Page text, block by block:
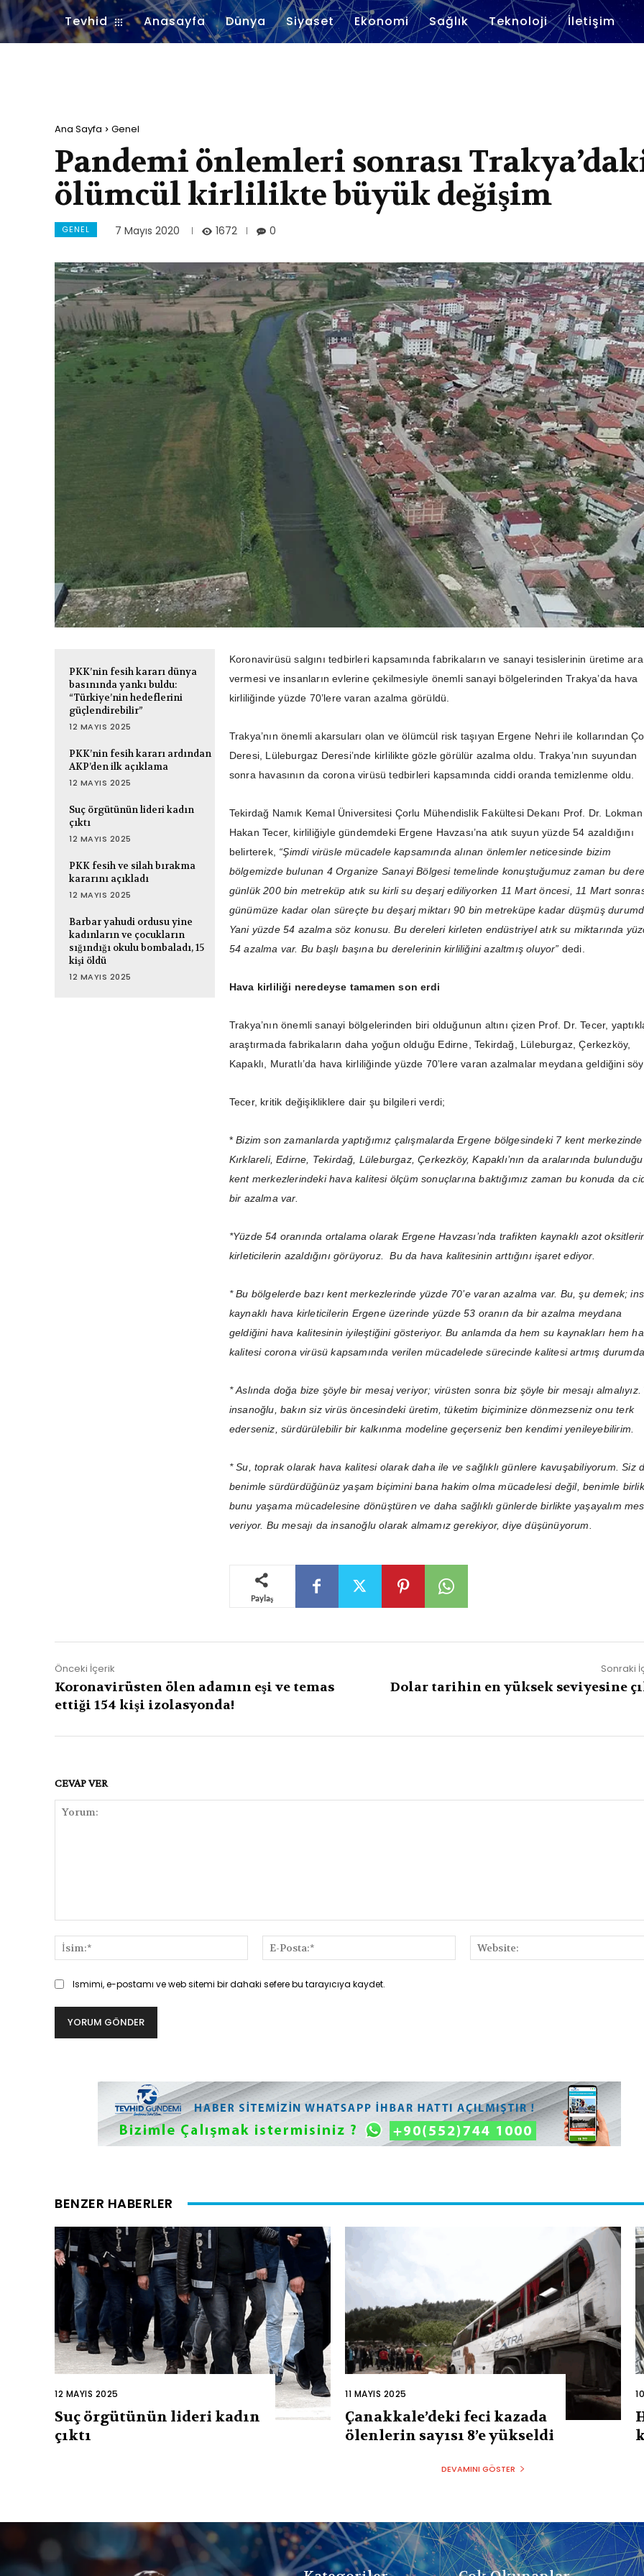
Tevhid Anasayfa Dünya Siyaset Ekonomi Sağlık Teknoloji İletişim
Ana Sayfa Genel
Pandemi önlemleri sonrası
ölümcül kirlilikte büyük değişim
GENEL 7 Mayıs 2020 1672 0
PKK’nin fesih kararı dünya
basınında yankı buldu:
“Türkiye’nin hedeflerini
güçlendirebilir”
12 MAYIS 2025
PKK’nin fesih kararı ardından
AKP’den ilk açıklama
12 MAYIS 2025
Suç örgütünün lideri kadın
çıktı
12 MAYIS 2025
PKK fesih ve silah bırakma
kararını açıkladı
12 MAYIS 2025
Barbar yahudi ordusu yine
kadınların ve çocukların
sığındığı okulu bombaladı, 15
kişi öldü
12 MAYIS 2025
Koronavirüsü salgını tedbirleri kapsamında fabrikaların ve sanayi tesislerinin üretime ara
vermesi ve insanların evlerine çekilmesiyle önemli sanayi bölgelerinden Trakya’da hava
kirliliğinde yüzde 70’lere varan azalma görüldü.
Trakya’nın önemli akarsuları olan ve ölümcül risk taşıyan Ergene Nehri ile kollarından
Deresi, Lüleburgaz Deresi’nde kirlilikte gözle görülür azalma oldu. Trakya’nın suyundan
sonra havasının da corona virüsü tedbirleri kapsamında ciddi oranda temizlenme oldu.
Tekirdağ Namık Kemal Üniversitesi Çorlu Mühendislik Fakültesi Dekanı Prof. Dr. Lokman
Hakan Tecer, kirliliğiyle gündemdeki Ergene Havzası’na atık suyun yüzde 54 azaldığını
belirterek, “Şimdi virüsle mücadele kapsamında alınan önlemler neticesinde bizim
bölgemizde bulunan 4 Organize Sanayi Bölgesi temelinde konuştuğumuz zaman bu
günlük 200 bin metreküp atık su kirli su deşarj ediliyorken 11 Mart öncesi, 11 Mart
günümüze kadar olan süreçte bu deşarj miktarı 90 bin metreküpe kadar düşmüş
Yani yüzde 54 azalma söz konusu. Bu dereleri kirleten endüstriyel atık su miktarında
54 azalma var. Bu başlı başına bu derelerinin kirliliğini azaltmış oluyor” dedi.
Hava kirliliği neredeyse tamamen son erdi
Trakya’nın önemli sanayi bölgelerinden biri olduğunun altını çizen Prof. Dr. Tecer,
araştırmada fabrikaların daha yoğun olduğu Edirne, Tekirdağ, Lüleburgaz, Çerkezköy,
Kapaklı, Muratlı’da hava kirliliğinde yüzde 70’lere varan azalmalar meydana geldiğini
Tecer, kritik değişikliklere dair şu bilgileri verdi;
*Bizim son zamanlarda yaptığımız çalışmalarda Ergene bölgesindeki 7 kent merkezinde
Kırklareli, Edirne, Tekirdağ, Lüleburgaz, Çerkezköy, Kapaklı’nın da aralarında bulunduğu
kent merkezlerindeki hava kalitesi ölçüm sonuçlarına baktığımız zaman bu konuda da
bir azalma var.
*Yüzde 54 oranında ortalama olarak Ergene Havzası’nda trafikten kaynaklı azot
kirleticilerin azaldığını görüyoruz. Bu da hava kalitesinin arttığını işaret ediyor.
* Bu bölgelerde bazı kent merkezlerinde yüzde 70’e varan azalma var. Bu, şu demek;
kaynaklı hava kirleticilerin Ergene üzerinde yüzde 53 oranın da bir azalma meydana
geldiğini hava kalitesinin iyileştiğini gösteriyor. Bu anlamda da hem su kaynakları hem
kalitesi corona virüsü kapsamında verilen mücadelede sürecinde kalitesi artmış
* Aslında doğa bize şöyle bir mesaj veriyor; virüsten sonra biz şöyle bir mesajı almalıyız.
insanoğlu, bakın siz virüs öncesindeki üretim, tüketim biçiminize dönmezseniz onu terk
ederseniz, sürdürülebilir bir kalkınma modeline geçerseniz ben kendimi yenileyebilirim.
* Su, toprak olarak hava kalitesi olarak daha ile ve sağlıklı günlere kavuşabiliyorum. Siz
benimle sürdürdüğünüz yaşam biçimini bana hakim olma mücadelesi değil, benimle
bunu yaşama mücadelesine dönüştüren ve daha sağlıklı günlerde birlikte yaşayalım
veriyor. Bu mesajı da insanoğlu olarak almamız gerekiyor, diye düşünüyorum.
Paylaş
Önceki İçerik
Koronavirüsten ölen adamın eşi ve temas
ettiği 154 kişi izolasyonda!
Sonraki
Dolar tarihin en yüksek seviyesine
CEVAP VER
İsim:*
Posta:*
Ismimi, e-postamı ve web sitemi bir dahaki sefere bu tarayıcıya kaydet.
BENZER HABERLER
12 MAYIS 2025
Suç örgütünün lideri kadın
çıktı
11 MAYIS 2025
Çanakkale’deki feci kazada
ölenlerin sayısı 8’e yükseldi
DEVAMINI GÖSTER